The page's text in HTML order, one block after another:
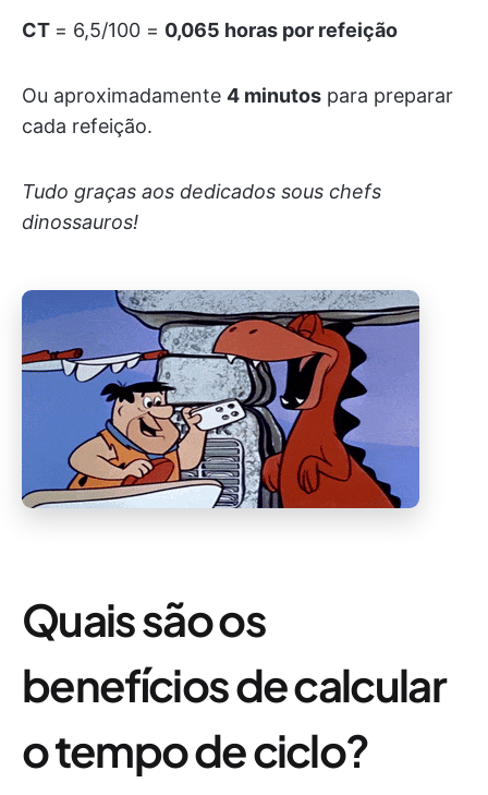
CT = 6,5/100 = 0,065 horas por refeição
Ou aproximadamente 4 minutos para preparar
cada refeição.
Tudo graças aos dedicados sous chefs
dinossauros!
Quais são os
benefícios de calcular
o tempo de ciclo?